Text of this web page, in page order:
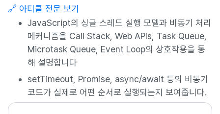
🔗 아티클 전문 보기
JavaScript의 싱글 스레드 실행 모델과 비동기 처리
메커니즘을 Call Stack, Web APIs, Task Queue,
Microtask Queue, Event Loop의 상호작용을 통
해 설명합니다
setTimeout, Promise, async/await 등의 비동기
코드가 실제로 어떤 순서로 실행되는지 보여줍니다.